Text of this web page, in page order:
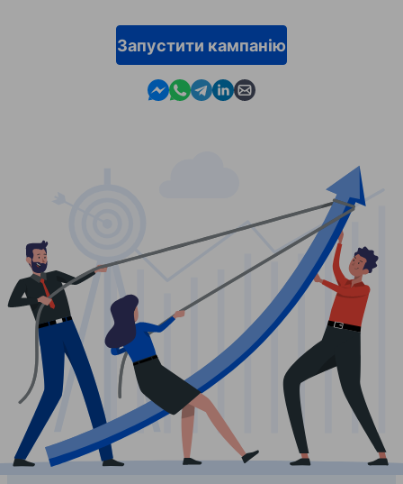
Запустити кампанію
Contact us in Messenger
Contact us in WhatsApp
Contact us in Telegram
Contact us in Linkedin
Contact us by email